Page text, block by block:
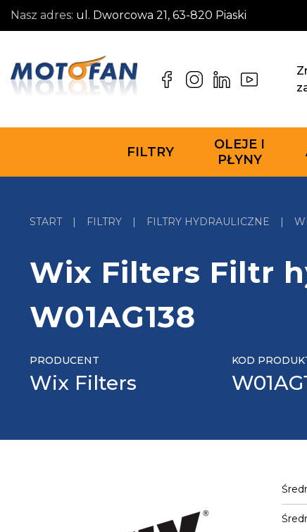
Nasz adres: ul. Dworcowa 21, 63-820 Piaski
FILTRY
OLEJE I
PŁYNY
START | FILTRY | FILTRY HYDRAULICZNE |
Wix Filters Filtr
W01AG138
PRODUCENT
Wix Filters
KOD